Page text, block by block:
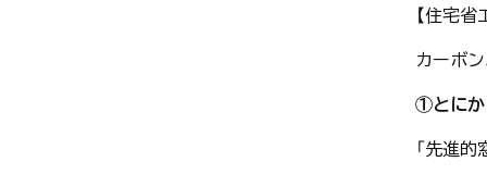
【住宅
カーボ
①とにか
「先進的